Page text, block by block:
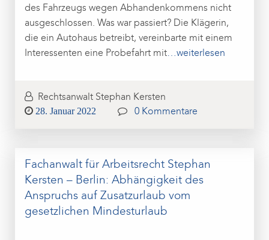
des Fahrzeugs wegen Abhandenkommens nicht
ausgeschlossen. Was war passiert? Die Klägerin,
die ein Autohaus betreibt, vereinbarte mit einem
Interessenten eine Probefahrt mit…weiterlesen
Rechtsanwalt Stephan Kersten
Posted
28. Januar 2022 0 Kommentare
Fachanwalt für Arbeitsrecht Stephan
Kersten – Berlin: Abhängigkeit des
Anspruchs auf Zusatzurlaub vom
gesetzlichen Mindesturlaub